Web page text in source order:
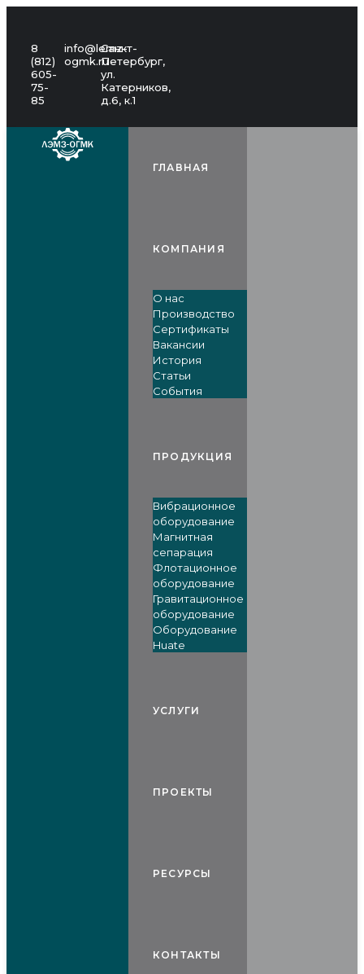
8
(812)
605-
75-
85
info@lemz-
ogmk.ru
Санкт-
Петербург,
ул.
Катерников,
д.6, к.1
ГЛАВНАЯ
КОМПАНИЯ
О нас
Производство
Сертификаты
Вакансии
История
Статьи
События
ПРОДУКЦИЯ
Вибрационное
оборудование
Магнитная
сепарация
Флотационное
оборудование
Гравитационное
оборудование
Оборудование
Huate
УСЛУГИ
ПРОЕКТЫ
РЕСУРСЫ
КОНТАКТЫ